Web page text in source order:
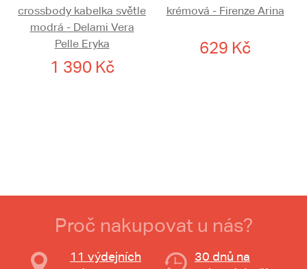
crossbody kabelka světle
modrá - Delami Vera
Pelle Eryka
1 390 Kč
krémová - Firenze Arina
629 Kč
Proč nakupovat u nás?
11 výdejních
30 dnů na